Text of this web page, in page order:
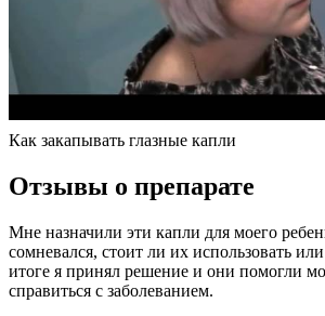
Как закапывать глазные капли
Отзывы о препарате
Мне назначили эти капли для моего
сомневался, стоит ли их использовать
итоге я принял решение и они помогли
справиться с заболеванием.